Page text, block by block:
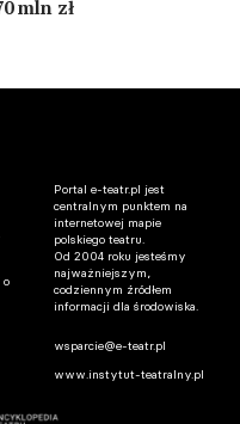
mln zł
o
Portal e-teatr.pl jest
centralnym punktem na
internetowej mapie
polskiego teatru.
Od 2004 roku jesteśmy
najważniejszym,
codziennym źródłem
informacji dla środowiska.
wsparcie@e-teatr.pl
www.instytut-teatralny.pl